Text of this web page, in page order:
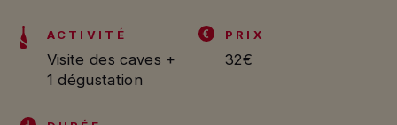
ACTIVITÉ
Visite des caves +
1 dégustation
PRIX
32€